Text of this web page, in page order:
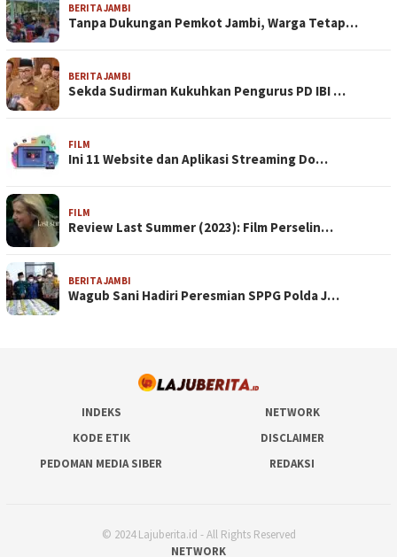
BERITA JAMBI
Tanpa Dukungan Pemkot Jambi, Warga Tetap…
BERITA JAMBI
Sekda Sudirman Kukuhkan Pengurus PD IBI …
FILM
Ini 11 Website dan Aplikasi Streaming Do…
FILM
Review Last Summer (2023): Film Perselin…
BERITA JAMBI
Wagub Sani Hadiri Peresmian SPPG Polda J…
INDEKS
NETWORK
KODE ETIK
DISCLAIMER
PEDOMAN MEDIA SIBER
REDAKSI
© 2024 Lajuberita.id - All Rights Reserved
NETWORK